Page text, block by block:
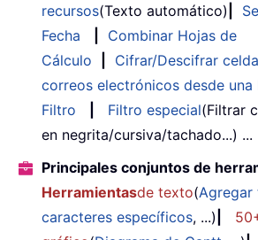
recursos(Texto automático)
Fecha
Combinar Hojas de
Cálculo
Cifrar/Descifrar
correos electrónicos desde una
Filtro
Filtro especial(Filtrar
en negrita/cursiva/tachado...) ...
Principales conjuntos de
Herramientasde texto(Agregar
caracteres específicos, ...)